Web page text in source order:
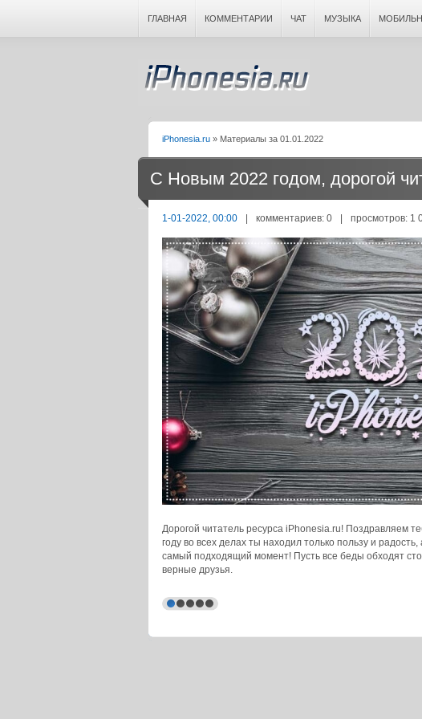
ГЛАВНАЯ КОММЕНТАРИИ ЧАТ МУЗЫКА
iPhonesia.ru » Материалы за 01.01.2022
С Новым 2022 годом, дорогой
1-01-2022, 00:00 | комментариев: 0 | просмотров: 1
Дорогой читатель ресурса iPhonesia.ru! Поздравляем
году во всех делах ты находил только пользу и
самый подходящий момент! Пусть все беды обходят
верные друзья.